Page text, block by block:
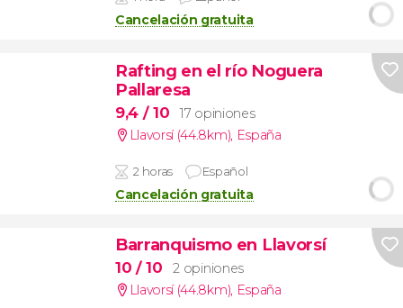
Cancelación gratuita
Rafting en el río Noguera
Pallaresa
9,4 / 10
17 opiniones
Llavorsí (44.8km), España
2 horas Español
Cancelación gratuita
Barranquismo en Llavorsí
10 / 10
2 opiniones
Llavorsí (44.8km), España